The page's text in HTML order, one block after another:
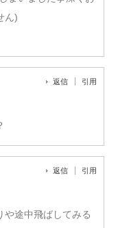
ん)
返信 引用
返信 引用
や途中飛ばしてみる